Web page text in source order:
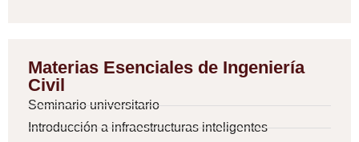
Materias Esenciales de Ingeniería
Civil
Seminario universitario
Introducción a infraestructuras inteligentes